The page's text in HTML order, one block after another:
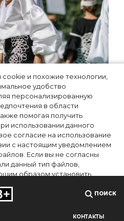
и похожие технологии,
удобство
персонализированную
в области
помогая получить
использовании данного
согласие на использование
с настоящим уведомлением
Если вы не согласны
данный тип файлов,
образом установить
не использовать сайт wfc.tv
Алтай стал новой
моды —
само находит
ПОИСК
КОНТАКТЫ